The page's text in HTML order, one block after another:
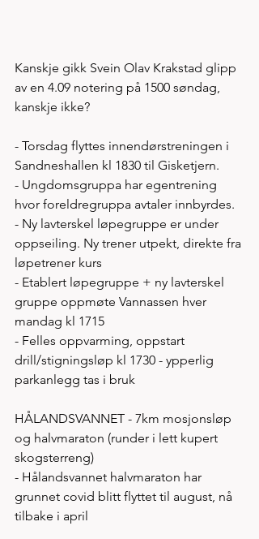
Kanskje gikk Svein Olav Krakstad glipp
av en 4.09 notering på 1500 søndag,
kanskje ikke?
- Torsdag flyttes innendørstreningen i
Sandneshallen kl 1830 til Gisketjern.
- Ungdomsgruppa har egentrening
hvor foreldregruppa avtaler innbyrdes.
- Ny lavterskel løpegruppe er under
oppseiling. Ny trener utpekt, direkte fra
løpetrener kurs
- Etablert løpegruppe + ny lavterskel
gruppe oppmøte Vannassen hver
mandag kl 1715
- Felles oppvarming, oppstart
drill/stigningsløp kl 1730 - ypperlig
parkanlegg tas i bruk
HÅLANDSVANNET - 7km mosjonsløp
og halvmaraton (runder i lett kupert
skogsterreng)
- Hålandsvannet halvmaraton har
grunnet covid blitt flyttet til august, nå
tilbake i april